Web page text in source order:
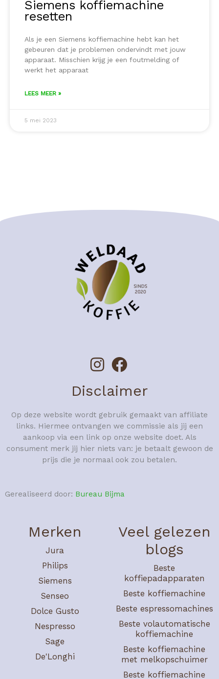
Siemens koffiemachine
resetten
Als je een Siemens koffiemachine hebt kan het
gebeuren dat je problemen ondervindt met jouw
apparaat. Misschien krijg je een foutmelding of
werkt het apparaat
LEES MEER »
5 mei 2023
Disclaimer
Op deze website wordt gebruik gemaakt van affiliate
links. Hiermee ontvangen we commissie als jij een
aankoop via een link op onze website doet. Als
consument merk jij hier niets van: je betaalt gewoon de
prijs die je normaal ook zou betalen.
Gerealiseerd door: Bureau Bijma
Merken
Jura
Philips
Siemens
Senseo
Dolce Gusto
Nespresso
Sage
De'Longhi
Veel gelezen
blogs
Beste
koffiepadapparaten
Beste koffiemachine
Beste espressomachines
Beste volautomatische
koffiemachine
Beste koffiemachine
met melkopschuimer
Beste koffiemachine